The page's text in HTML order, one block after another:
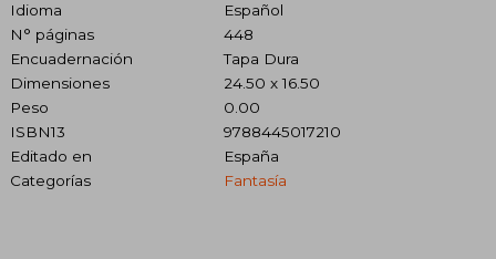
Idioma
Español
N° páginas
448
Encuadernación
Tapa Dura
Dimensiones
24.50 x 16.50
Peso
0.00
ISBN13
9788445017210
Editado en
España
Categorías
Fantasía